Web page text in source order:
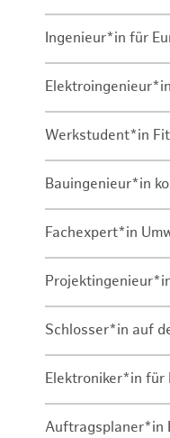
Ingenieur*in für
Werkstudent*in
Bauingenieur*in
Fachexpert*in
Schlosser*in auf
Elektroniker*in für
Auftragsplaner*in